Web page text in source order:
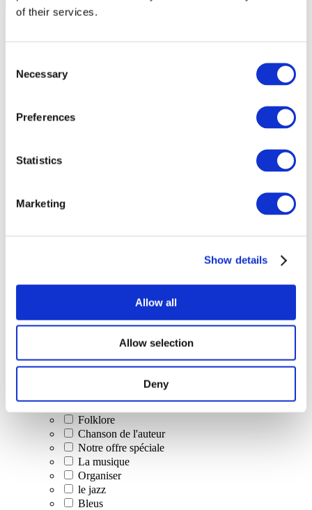
of their services.
Selection
Necessary
Preferences
Statistics
Marketing
Show details
Allow all
Allow selection
Deny
Musique classique
Musique pop
Musique israélienne
Folklore
Chanson de l'auteur
Notre offre spéciale
La musique
Organiser
le jazz
Bleus